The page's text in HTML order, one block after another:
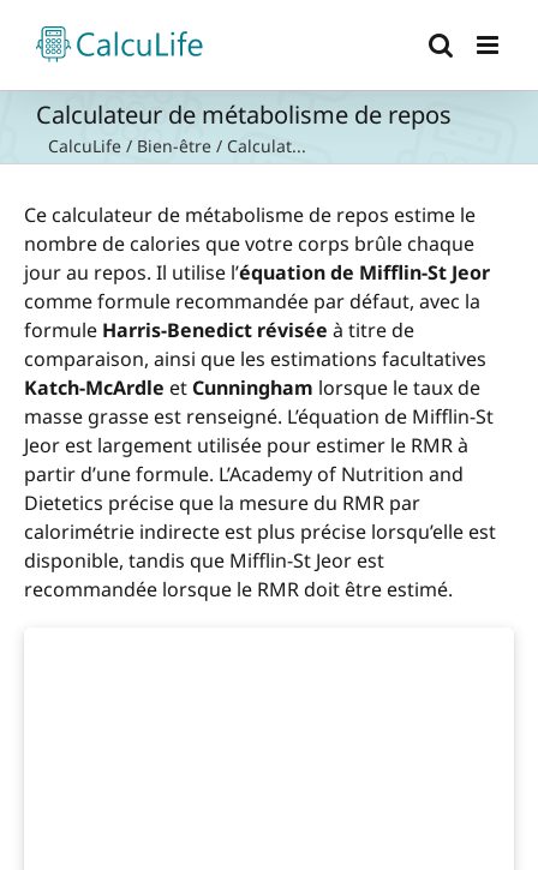
contenu
Calculateur de métabolisme de repos
CalcuLife / Bien-être / Calculat...
Ce calculateur de métabolisme de repos estime le
nombre de calories que votre corps brûle chaque
jour au repos. Il utilise l’équation de Mifflin-St Jeor
comme formule recommandée par défaut, avec la
formule Harris-Benedict révisée à titre de
comparaison, ainsi que les estimations facultatives
Katch-McArdle et Cunningham lorsque le taux de
masse grasse est renseigné. L’équation de Mifflin-St
Jeor est largement utilisée pour estimer le RMR à
partir d’une formule. L’Academy of Nutrition and
Dietetics précise que la mesure du RMR par
calorimétrie indirecte est plus précise lorsqu’elle est
disponible, tandis que Mifflin-St Jeor est
recommandée lorsque le RMR doit être estimé.